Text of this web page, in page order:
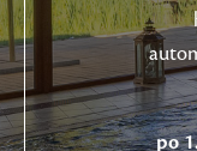
po